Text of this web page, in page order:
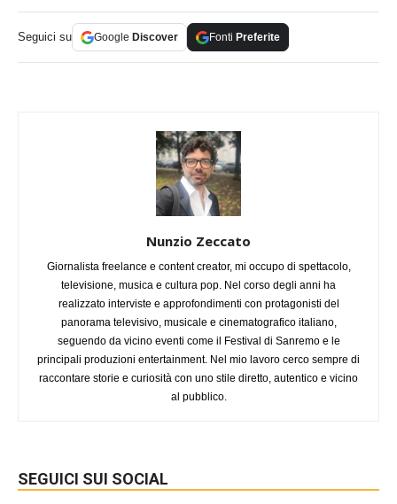
Seguici su Google Discover Fonti Preferite
Nunzio Zeccato
Giornalista freelance e content creator, mi occupo di spettacolo,
televisione, musica e cultura pop. Nel corso degli anni ha
realizzato interviste e approfondimenti con protagonisti del
panorama televisivo, musicale e cinematografico italiano,
seguendo da vicino eventi come il Festival di Sanremo e le
principali produzioni entertainment. Nel mio lavoro cerco sempre di
raccontare storie e curiosità con uno stile diretto, autentico e vicino
al pubblico.
SEGUICI SUI SOCIAL